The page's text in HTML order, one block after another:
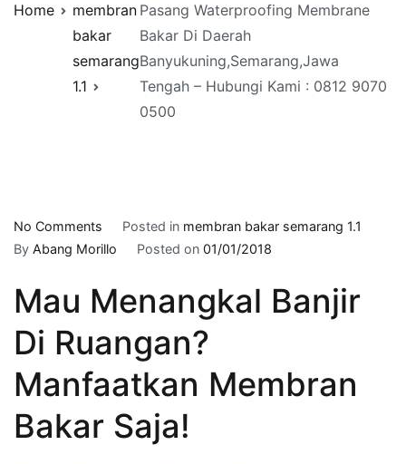
Home
membran
bakar
semarang
1.1
Pasang Waterproofing Membrane
Bakar Di Daerah
Banyukuning,Semarang,Jawa
Tengah – Hubungi Kami : 0812 9070
0500
No Comments
Pasang
Membrane
Bakar
Di
Daerah
Banyukuning,Semarang,Jawa
Posted in membran bakar semarang 1.1
By Abang Morillo Posted on 01/01/2018
Mau Menangkal Banjir
Di Ruangan?
Manfaatkan Membran
Bakar Saja!